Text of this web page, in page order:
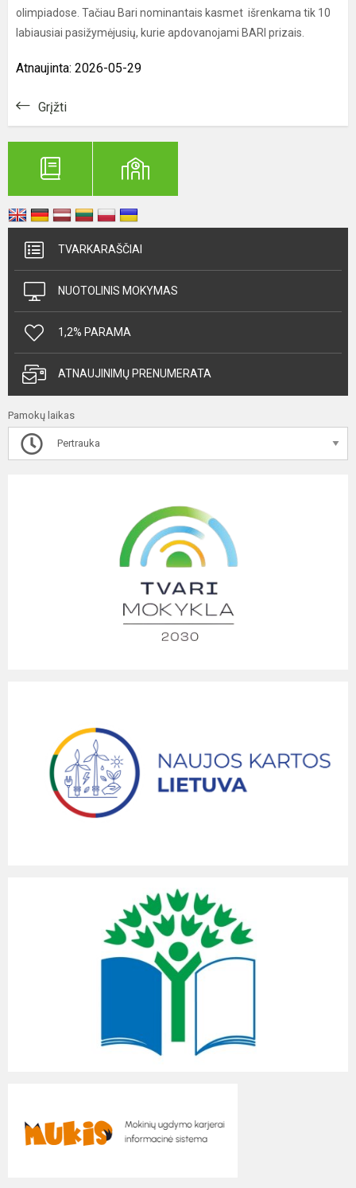
olimpiadose. Tačiau Bari nominantais kasmet išrenkama tik 10
labiausiai pasižymėjusių, kurie apdovanojami BARI prizais.
Atnaujinta: 2026-05-29
Grįžti
TVARKARAŠČIAI
NUOTOLINIS MOKYMAS
1,2% PARAMA
ATNAUJINIMŲ PRENUMERATA
Pamokų laikas
Pertrauka